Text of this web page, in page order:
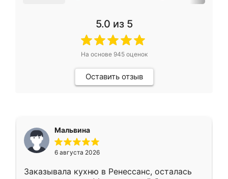
5.0 из 5
На основе 945оценок
Оставить отзыв
Мальвина
6 августа 2026
Заказывала кухню в Ренессанс, осталась